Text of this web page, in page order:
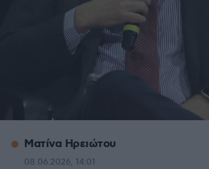
Ματίνα Ηρειώτου
08.06.2026, 14:01